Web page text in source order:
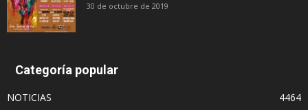
30 de octubre de 2019
Categoría popular
NOTICIAS
4464